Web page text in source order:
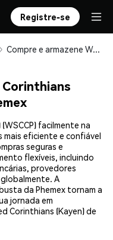
Registre-se
Compre e armazene Wrapped Corinthians (Kayen) (WSCCP) com segurança
facilmente na
mais eficiente e confiável
seguras e
flexíveis, incluindo
provedores
A
da Phemex tornam a
jornada em
Corinthians (Kayen) de